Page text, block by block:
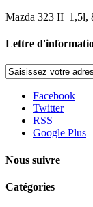
Mazda 323 II 1,5l,
Lettre
Facebook
Twitter
RSS
Google Plus
Nous suivre
Catégories